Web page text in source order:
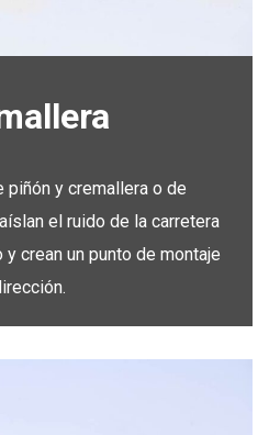
piñón y cremallera o de
el ruido de la carretera
crean un punto de montaje